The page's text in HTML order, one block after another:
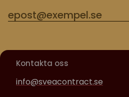
Kontakta oss
info@sveacontract.se